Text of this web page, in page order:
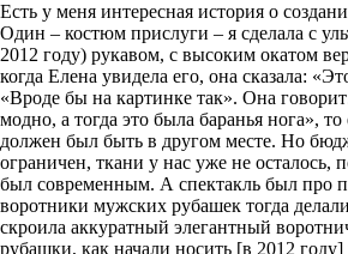
Есть у меня интересная история о
Один – костюм прислуги – я сделала с
2012 году) рукавом, с высоким окатом
когда Елена увидела его, она сказала:
«Вроде бы на картинке так». Она
модно, а тогда это была баранья нога», то
должен был быть в другом месте. Но
ограничен, ткани у нас уже не осталось,
был современным. А спектакль был про
воротники мужских рубашек тогда
скроила аккуратный элегантный
рубашки, как начали носить [в 2012